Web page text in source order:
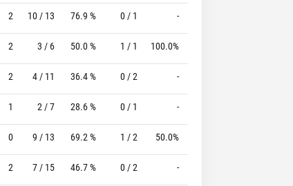
2 10 / 13 76.9 % 0 / 1 -
2 3 / 6 50.0 % 1 / 1 100.0%
2 4 / 11 36.4 % 0 / 2 -
1 2 / 7 28.6 % 0 / 1 -
0 9 / 13 69.2 % 1 / 2 50.0%
2 7 / 15 46.7 % 0 / 2 -